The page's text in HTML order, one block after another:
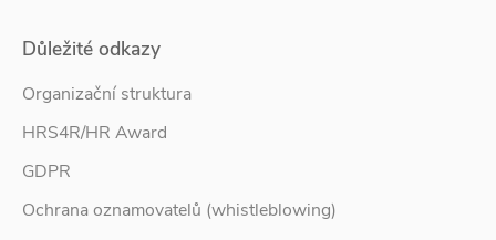
Důležité odkazy
Organizační struktura
HRS4R/HR Award
GDPR
Ochrana oznamovatelů (whistleblowing)